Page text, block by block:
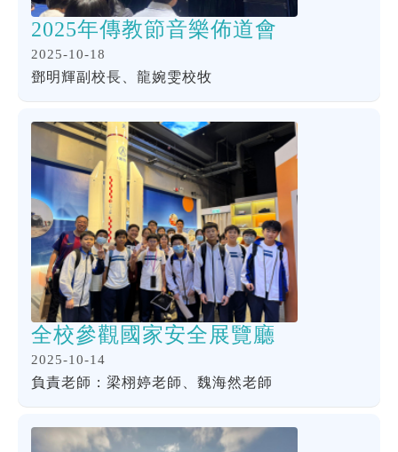
2025年傳教節音樂佈道會
2025-10-18
鄧明輝副校長、龍婉雯校牧
全校參觀國家安全展覽廳
2025-10-14
負責老師：梁栩婷老師、魏海然老師